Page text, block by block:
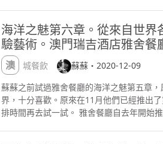
皇宮 電話︰853 8889 3663 營業時間︰中
6時至晚上10時 更多各地吃喝玩樂、美容、潮流、旅遊、演藝、文
化、生活或購物資訊、心情話語文章等，繼
於中、港、澳三地多個高人氣時尚生活網站
蘇蘇的 新浪微博 『蘇蘇的部落』
httpwww.weibo.comsusannaklprofile
httpswww.facebook.comsososusanna
httpinstagram.comsososusanna 時尚生
手機Apps ELLE HK 澳門人氣資訊網站
優秀。 這一頓吃得十分滿足，價錢也合理
飽飽的，最好是散步走一走，新濠天地裡面
裝置藝術，可以去逛逛啊，可能有些是不定
酒店服務員呢。 更多各地吃喝玩樂、美容、潮流、旅遊、演藝、文
化、生活或購物資訊、心情話語文章等，繼
於中、港、澳三地多個高人氣時尚生活網站
蘇蘇的 新浪微博 『蘇蘇的部落』
httpwww.weibo.comsusannaklprofile
httpswww.facebook.comsososusanna
近澳門幣40萬元的乒乓球枱、乒乓球拍和
套裝最獨特之處就是那些米奇圖案，利用了
構方式榫卯製作而成的，真是不得了呢。
的ldquo;Mickey Arriverdquo;屏風 這裡還
Snow Angel Mickey的15和30厘米雕塑啊
Antique Bronze、Black Marble、Cookie
版。為了推動藝術收藏的普及，其中15厘米
上尺寸，而備受明星收藏家追捧的30厘米
別系列「憶金版」及「抓金版」，澳門
公眾假期人流就會川流不息，如果是熱門的
位了，以免等待時間太久掉了雅興。 天氣
多位朋友在匯食坊共餐，吃的就是我最愛的
坊有點陌生，是新餐廳嗎 非也。 不知道大
就試過很多次了..... 掩面 例如，當我很想吃
雞煲時，李家菜座位爆滿，於是去旁邊的
之前這數家餐廳可以互點對方的菜，但當
不點所屬店家的鍋的尷尬情況.....不過現在
匯美食街做了一點小改變之後成為了當中
禮盒，禮盒內的每件產品均經過精心挑選
物，更力求創新加入環保元素，讓你為在意
載巧思的禮物。 LUSH嵐舒於 1995 年在英
開設超過 900 間分店。他們一直致力採用新
菜作為原材料，製造色彩繽紛及安全實用的
多款創新有趣的產品更獲得產品專利權，如
皂、汽泡彈、固體牙膏粒和沐浴啫喱等。多
力追求製作新產品的同時，更切實成為道
品不作動物測試、支持公平貿易、社區貿
海洋之魅第六章。從來自世界
驗藝術。澳門瑞吉酒店雅舍餐
澳城餐飲
蘇蘇・2020-12-09
蘇蘇之前試過雅舍餐廳的海洋之魅第五章
界，十分喜歡。原來在11月他們已經推出
排時間再去試一試。 雅舍餐廳自去年開始